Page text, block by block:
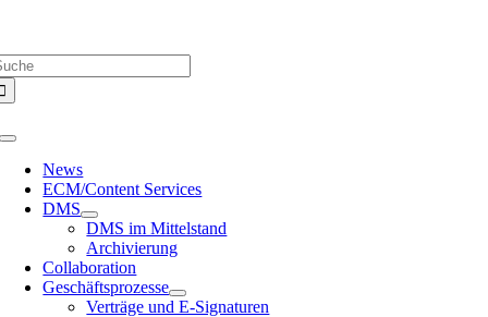
springen
Toggle
Navigation
News
ECM/Content Services
DMS
DMS im Mittelstand
Archivierung
Collaboration
Geschäftsprozesse
Verträge und E-Signaturen